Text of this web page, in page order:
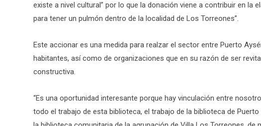
existe a nivel cultural” por lo que la donación viene a contribuir en la
para tener un pulmón dentro de la localidad de Los Torreones”.
Este accionar es una medida para realzar el sector entre Puerto
habitantes, así como de organizaciones que en su razón de ser
constructiva.
“Es una oportunidad interesante porque hay vinculación entre
todo el trabajo de esta biblioteca, el trabajo de la biblioteca de